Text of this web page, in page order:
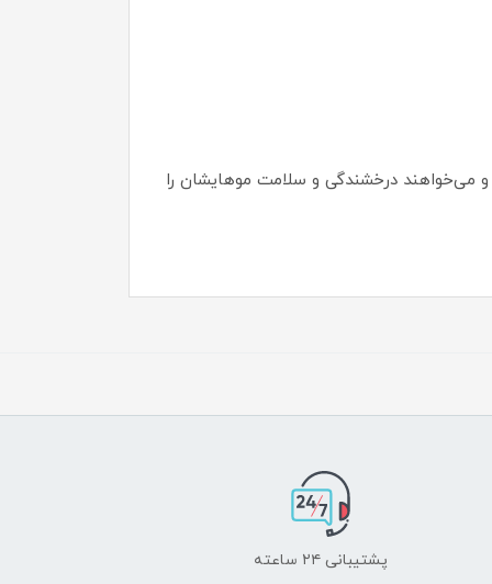
می‌خواهند درخشندگی و سلامت موهایشان را
پشتیبانی ۲۴ ساعته